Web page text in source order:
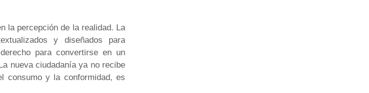
la percepción de la realidad. La
y diseñados para
para convertirse en un
nueva ciudadanía ya no recibe
consumo y la conformidad, es